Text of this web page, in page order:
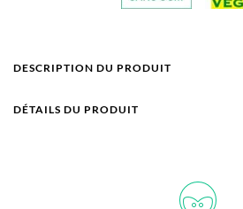
DESCRIPTION DU PRODUIT
DÉTAILS DU PRODUIT